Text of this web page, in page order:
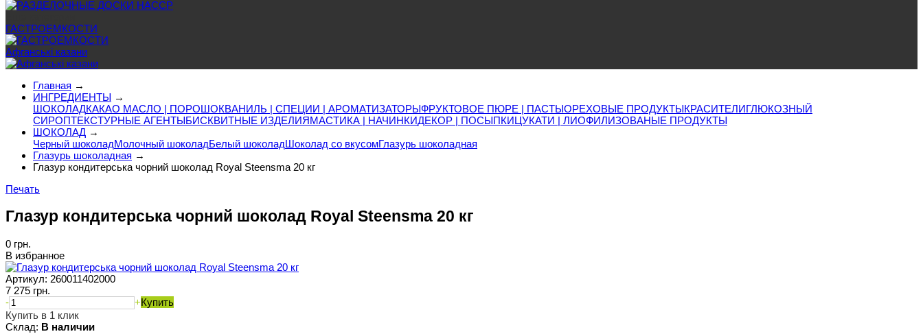
ГАСТРОЕМКОСТИ
Афганські казани
Главная →
ИНГРЕДИЕНТЫ →
ШОКОЛАДКАКАО МАСЛО | ПОРОШОКВАНИЛЬ | СПЕЦИИ | АРОМАТИЗАТОРЫФРУКТОВОЕ ПЮРЕ | ПАСТЫОРЕХОВЫЕ ПРОДУКТЫКРАСИТЕЛИГЛЮКОЗНЫЙ
СИРОПТЕКСТУРНЫЕ АГЕНТЫБИСКВИТНЫЕ ИЗДЕЛИЯМАСТИКА | НАЧИНКИДЕКОР | ПОСЫПКИЦУКАТИ | ЛИОФИЛИЗОВАНЫЕ ПРОДУКТЫ
ШОКОЛАД →
Черный шоколадМолочный шоколадБелый шоколадШоколад со вкусомГлазурь шоколадная
Глазурь шоколадная →
Глазур кондитерська чорний шоколад Royal Steensma 20 кг
Печать
Глазур кондитерська чорний шоколад Royal Steensma 20 кг
0 грн.
В избранное
Артикул: 260011402000
7 275 грн.
-
+Купить
Купить в 1 клик
Склад: В наличии